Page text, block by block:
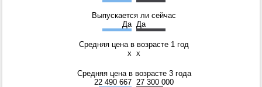
Выпускается ли сейчас
Да Да
Средняя цена в возрасте 1 год
x x
Средняя цена в возрасте 3 года
22 490 667 27 300 000